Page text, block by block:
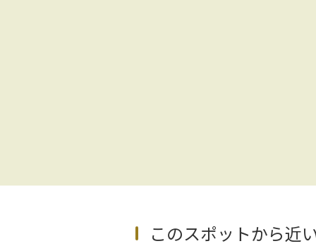
このスポットから近